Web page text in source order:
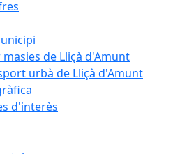
de Lliçà d'Amunt
urbà de Lliçà d'Amunt
d'interès